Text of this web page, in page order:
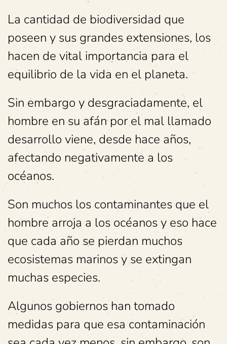
La cantidad de biodiversidad que
poseen y sus grandes extensiones, los
hacen de vital importancia para el
equilibrio de la vida en el planeta.
Sin embargo y desgraciadamente, el
hombre en su afán por el mal llamado
desarrollo viene, desde hace años,
afectando negativamente a los
océanos.
Son muchos los contaminantes que el
hombre arroja a los océanos y eso hace
que cada año se pierdan muchos
ecosistemas marinos y se extingan
muchas especies.
Algunos gobiernos han tomado
medidas para que esa contaminación